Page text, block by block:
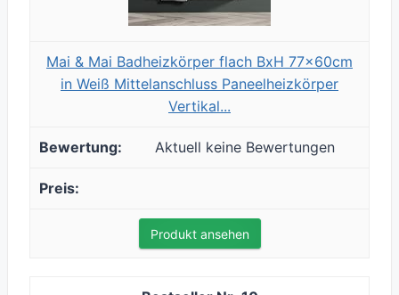
Mai & Mai Badheizkörper flach BxH 77x60cm
in Weiß Mittelanschluss Paneelheizkörper
Vertikal...
Aktuell keine Bewertungen
Produkt ansehen